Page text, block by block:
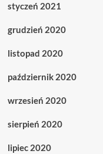
styczeń 2021
grudzień 2020
listopad 2020
październik 2020
wrzesień 2020
sierpień 2020
lipiec 2020